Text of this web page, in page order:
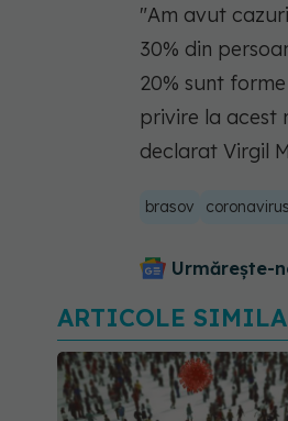
"Am avut
30% din
20% sunt
privire la acest
declarat Virgil
brasov coronavirus
Urmărește-
ARTICOLE